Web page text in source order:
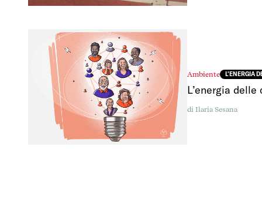
Ambiente L’ENERGIA
L’energia delle
di Ilaria Sesana